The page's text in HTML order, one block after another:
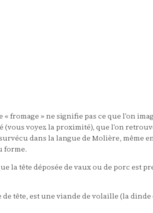
fromage » ne signifie pas ce que l’on
voyez la proximité), que l’on
dans la langue de Molière, même
forme.
la tête déposée de vaux ou de porc est
tête, est une viande de volaille (la